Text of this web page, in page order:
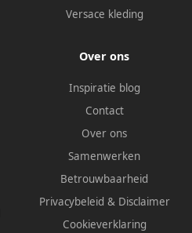
Versace kleding
Over ons
Inspiratie blog
Contact
Over ons
Samenwerken
Betrouwbaarheid
Privacybeleid & Disclaimer
Cookieverklaring